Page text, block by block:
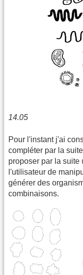
14.05
Pour l'instant j'ai
compléter par la
proposer par la suite
l'utilisateur de
générer des
combinaisons.